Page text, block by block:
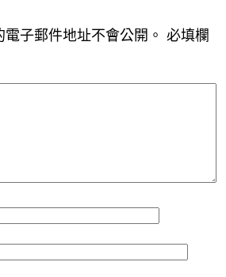
子郵件地址不會公開。 必填欄